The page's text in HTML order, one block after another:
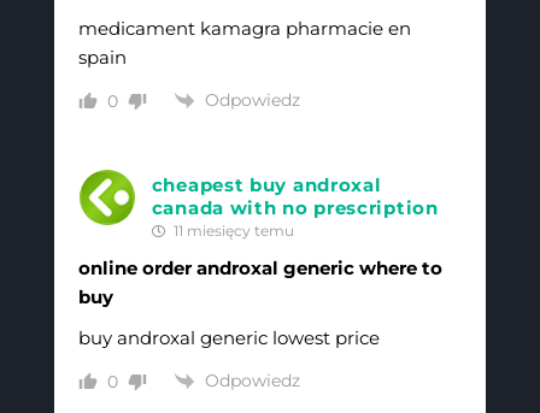
medicament kamagra pharmacie en
spain
0 Odpowiedz
cheapest buy androxal
canada with no prescription
11 miesięcy temu
online order androxal generic where to
buy
buy androxal generic lowest price
0 Odpowiedz